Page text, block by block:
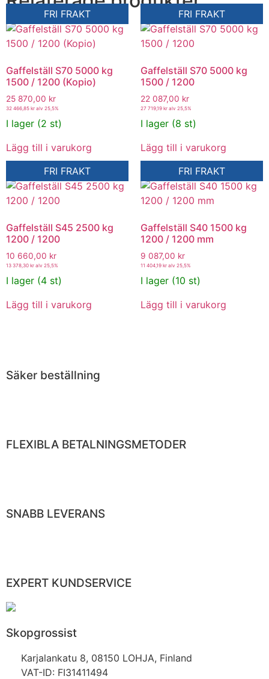
FRI FRAKT
Gaffelställ S70 5000 kg
1500 / 1200 (Kopio)
25 870,00 kr
32 466,85 kr alv 25,5%
I lager (2 st)
Lägg till i varukorg
FRI FRAKT
Gaffelställ S70 5000 kg
1500 / 1200
22 087,00 kr
27 719,19 kr alv 25,5%
I lager (8 st)
Lägg till i varukorg
FRI FRAKT
Gaffelställ S45 2500 kg
1200 / 1200
10 660,00 kr
13 378,30 kr alv 25,5%
I lager (4 st)
Lägg till i varukorg
FRI FRAKT
Gaffelställ S40 1500 kg
1200 / 1200 mm
9 087,00 kr
11 404,19 kr alv 25,5%
I lager (10 st)
Lägg till i varukorg
Säker beställning
FLEXIBLA BETALNINGSMETODER
SNABB LEVERANS
EXPERT KUNDSERVICE
Skopgrossist
Karjalankatu 8, 08150 LOHJA, Finland
VAT-ID: FI31411494